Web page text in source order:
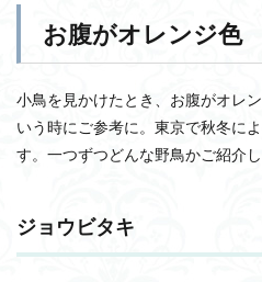
ジ色
1.1
ジョ
ウビ
タキ
1.2
1.3
お腹がオレンジ色
小鳥を見かけたとき、お腹がオレ
いう時にご参考に。東京で秋冬に
す。一つずつどんな野鳥かご紹介し
ジョウビタキ